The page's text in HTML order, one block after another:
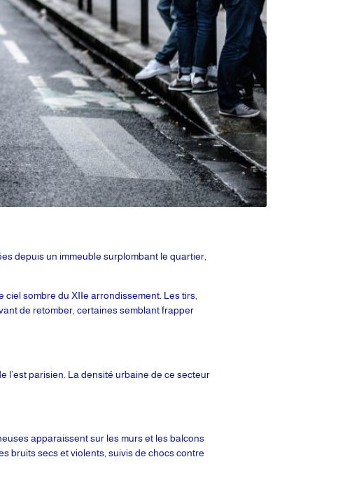
depuis un immeuble surplombant le quartier,
sombre du XIIe arrondissement. Les tirs,
de retomber, certaines semblant frapper
l’est parisien. La densité urbaine de ce secteur
apparaissent sur les murs et les balcons
bruits secs et violents, suivis de chocs contre